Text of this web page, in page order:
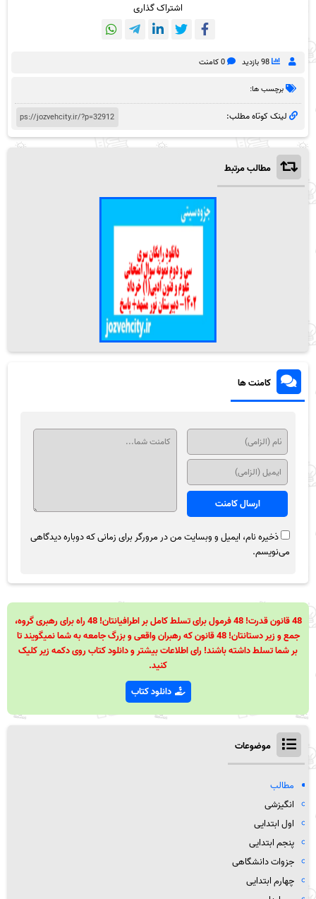
اشتراک گذاری
98 بازدید 0 کامنت
برچسب ها:
لینک کوتاه مطلب:
مطالب مرتبط
کامنت ها
ذخیره نام، ایمیل و وبسایت من در مرورگر برای زمانی که دوباره دیدگاهی
می‌نویسم.
48 قانون قدرت! 48 فرمول برای تسلط کامل بر اطرافیانتان! 48 راه برای رهبری گروه،
جمع و زیر دستانتان! 48 قانون که رهبران واقعی و بزرگ جامعه به شما نمیگویند تا
بر شما تسلط داشته باشند! رای اطلاعات بیشتر و دانلود کتاب روی دکمه زیر کلیک
کنید.
دانلود کتاب
موضوعات
مطالب
انگیزشی
اول ابتدایی
پنجم ابتدایی
جزوات دانشگاهی
چهارم ابتدایی